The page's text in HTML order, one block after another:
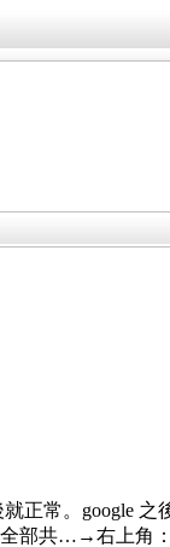
正常。google
部共…→右上